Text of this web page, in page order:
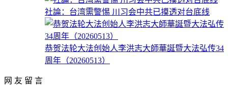
社論：台湾需警惕 川习会中共已摸透对台底线
恭贺法轮大法创始人李洪志大師華誕暨大法弘传34
周年（20260513）
网 友 留 言